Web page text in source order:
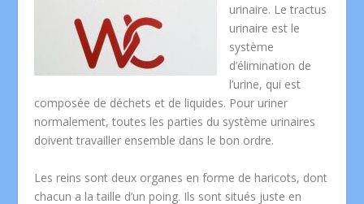
urinaire. Le tractus
urinaire est le
système
d’élimination de
l’urine, qui est
composée de déchets et de liquides. Pour uriner
normalement, toutes les parties du système urinaires
doivent travailler ensemble dans le bon ordre.
Les reins sont deux organes en forme de haricots, dont
chacun a la taille d’un poing. Ils sont situés juste en